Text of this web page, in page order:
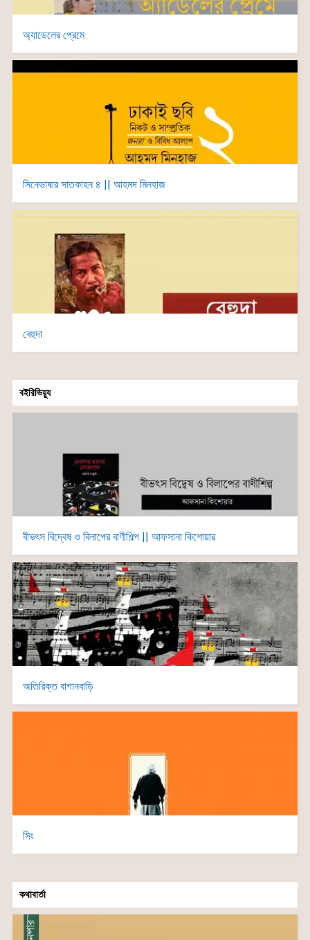
অ্যাডেলের প্রেমে
সিনেভাষার সাতকাহন ৪ || আহমদ মিনহাজ
বেহুদা
বইরিভিয়্যু
বীভৎস বিদ্বেষ ও বিলাপের বাণীশিল্প || আফসানা কিশোয়ার
অতিরিক্ত বাগানবাড়ি
সিং
কথাবার্তা